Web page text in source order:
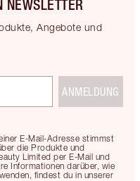
NEWSLETTER
Angebote und
E-Mail-Adresse stimmst
die Produkte und
Limited per E-Mail und
Informationen darüber, wie
findest du in unserer
ANMELDUNG